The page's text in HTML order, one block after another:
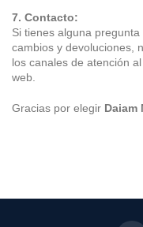
7. Contacto:
Si tienes alguna
cambios y devoluciones,
los canales de atención
web.
Gracias por elegir Daiam